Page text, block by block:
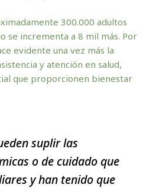
300.000 adultos
se incrementa a 8 mil más. Por
evidente una vez más la
y atención en salud,
que proporcionen bienestar
suplir las
o de cuidado que
y han tenido que